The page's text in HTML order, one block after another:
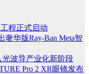
程正式启动
奢华版Ray-Ban Meta智
波导产业化新阶段
Pro 2 XR眼镜发布